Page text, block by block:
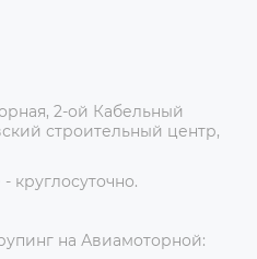
2-ой Кабельный
строительный центр,
круглосуточно.
на Авиамоторной: